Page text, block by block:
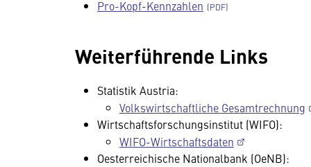
Pro-Kopf-Kennzahlen
Weiterführende Links
Statistik Austria:
Volkswirtschaftliche Gesamtrechnung
Wirtschaftsforschungsinstitut (WIFO):
WIFO-Wirtschaftsdaten
Oesterreichische Nationalbank (OeNB):